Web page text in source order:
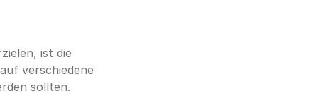
ist die
verschiedene
sollten.